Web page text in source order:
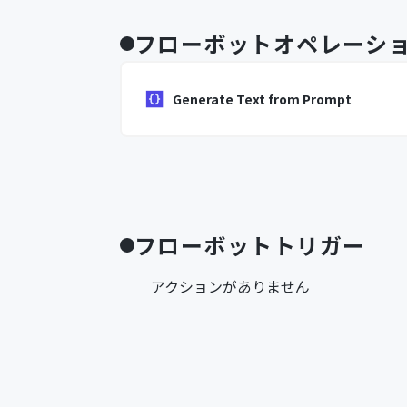
フローボットオペレーシ
Generate Text from Prompt
フローボットトリガー
アクションがありません